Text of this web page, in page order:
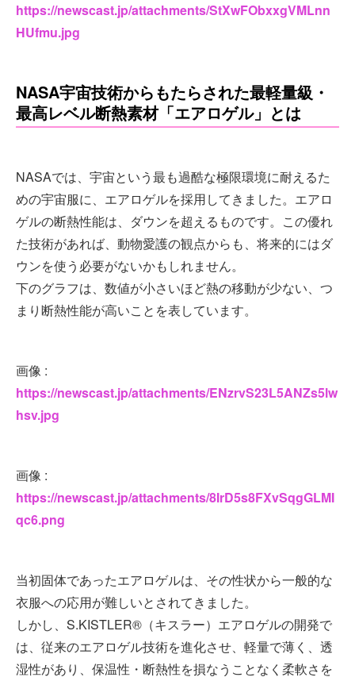
https://newscast.jp/attachments/StXwFObxxgVMLnn
HUfmu.jpg
NASA宇宙技術からもたらされた最軽量級・
最高レベル断熱素材「エアロゲル」とは
NASAでは、宇宙という最も過酷な極限環境に耐えるた
めの宇宙服に、エアロゲルを採用してきました。エアロ
ゲルの断熱性能は、ダウンを超えるものです。この優れ
た技術があれば、動物愛護の観点からも、将来的にはダ
ウンを使う必要がないかもしれません。
下のグラフは、数値が小さいほど熱の移動が少ない、つ
まり断熱性能が高いことを表しています。
画像 :
https://newscast.jp/attachments/ENzrvS23L5ANZs5lw
hsv.jpg
画像 :
https://newscast.jp/attachments/8IrD5s8FXvSqgGLMI
qc6.png
当初固体であったエアロゲルは、その性状から一般的な
衣服への応用が難しいとされてきました。
しかし、S.KISTLER®（キスラー）エアロゲルの開発で
は、従来のエアロゲル技術を進化させ、軽量で薄く、透
湿性があり、保温性・断熱性を損なうことなく柔軟さを